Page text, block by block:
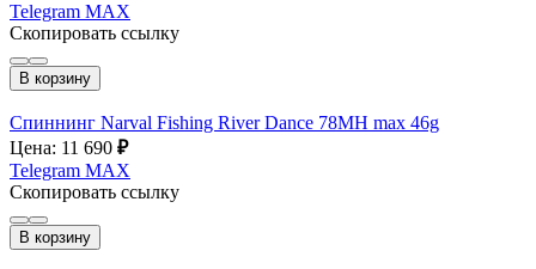
Telegram MAX
Скопировать ссылку
В корзину
Спиннинг Narval Fishing River Dance 78MH max 46g
Цена: 11 690 ₽
Telegram MAX
Скопировать ссылку
В корзину